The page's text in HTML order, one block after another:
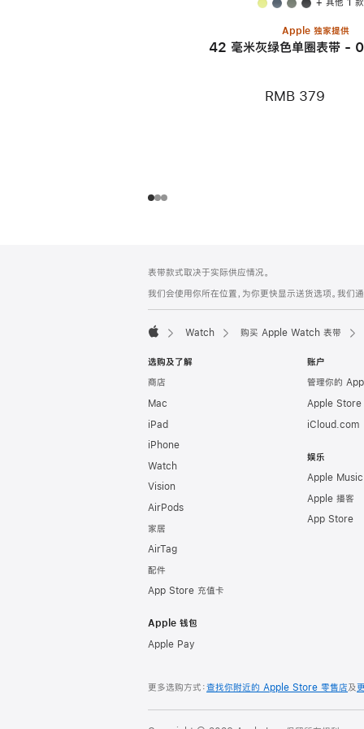
+ 其他 1 款
Apple 独家提供
42 毫米灰绿色单圈表带 -
RMB 379
页
页
注
表带款式取决于实际供应情况。
我们会使用你所在位置，为你更快显示送货选项。我
Watch 购买 Apple Watch 表带
选购及了解
商店
Mac
iPad
iPhone
Watch
Vision
AirPods
家居
AirTag
配件
App Store 充值卡
Apple 钱包
Apple Pay
账户
管理你的
Apple Store
iCloud.com
娱乐
Apple Music
Apple 播客
App Store
更多选购方式：查找你附近的 Apple Store 零售店及